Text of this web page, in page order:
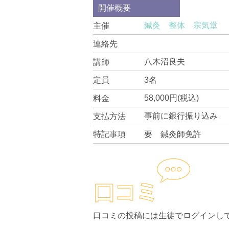
開催概要
主催 鍼灸 整体 宗気堂
連絡先
講師 八木沼良夫
定員 3名
料金 58,000円(税込)
支払方法 事前に銀行振り込み
特記事項 要 鍼灸師免許
口コミの投稿には生徒でログインし